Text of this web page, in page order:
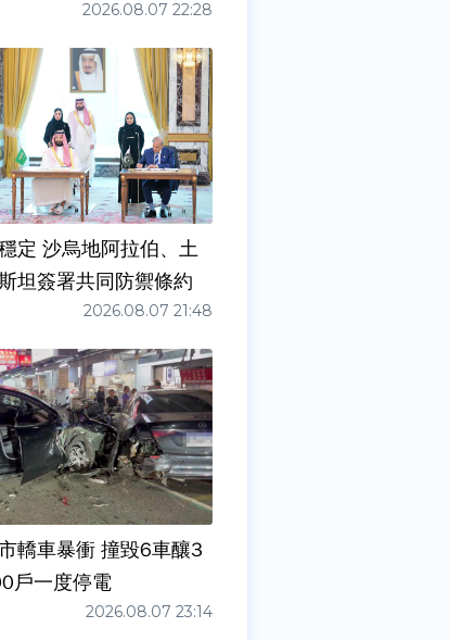
2026.08.07 22:28
定 沙烏地阿拉伯、土
坦簽署共同防禦條約
2026.08.07 21:48
轎車暴衝 撞毀6車釀3
戶一度停電
2026.08.07 23:14